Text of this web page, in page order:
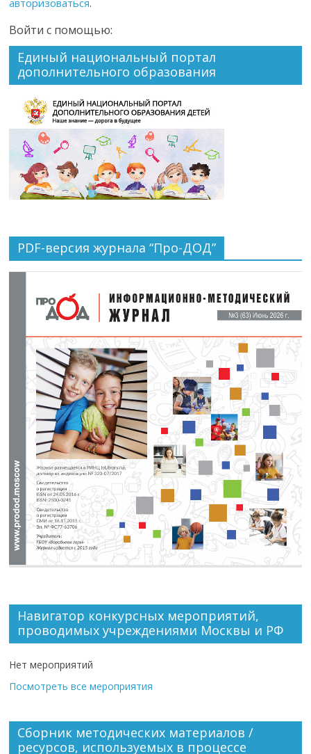
Войти с помощью:
Единый национальный портал
дополнительного образования
PDF-версия журнала “Про-ДОД”
Навигатор конкурсных мероприятий,
проводимых учреждениями Москвы и РФ
Нет мероприятий
Посмотреть все мероприятия
Сборник методических материалов /
ресурсов, используемых в процессе